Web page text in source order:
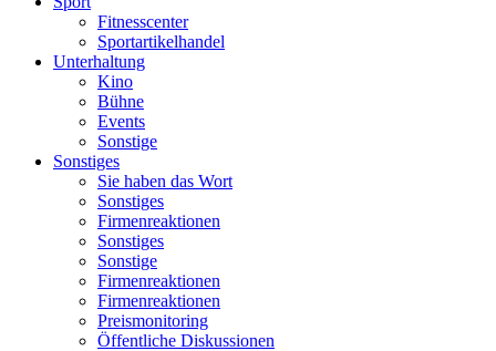
Fitnesscenter
Sportartikelhandel
Unterhaltung
Kino
Bühne
Events
Sonstige
Sonstiges
Sie haben das Wort
Sonstiges
Firmenreaktionen
Sonstiges
Sonstige
Firmenreaktionen
Firmenreaktionen
Preismonitoring
Öffentliche Diskussionen